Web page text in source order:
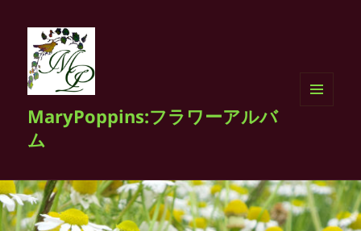
MaryPoppins:フラワーアルバ
ム